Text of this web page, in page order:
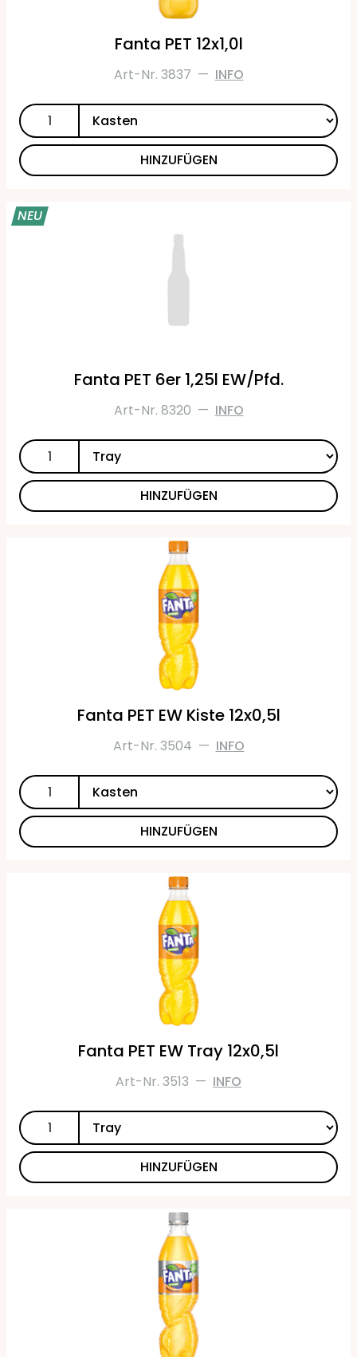
Fanta PET 12x1,0l
Art-Nr. 3837 — INFO
HINZUFÜGEN
NEU
Fanta PET 6er 1,25l EW/Pfd.
Art-Nr. 8320 — INFO
HINZUFÜGEN
Fanta PET EW Kiste 12x0,5l
Art-Nr. 3504 — INFO
HINZUFÜGEN
Fanta PET EW Tray 12x0,5l
Art-Nr. 3513 — INFO
HINZUFÜGEN